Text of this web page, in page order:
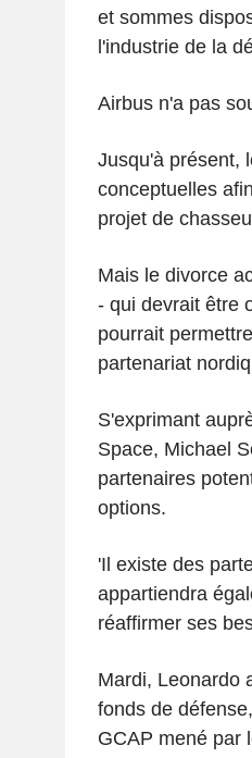
et sommes
l'industrie de la
Airbus n'a pas
Jusqu'à présent,
conceptuelles
projet de
Mais le divorce
- qui devrait être
pourrait
partenariat
S'exprimant
Space, Michael
partenaires
options.
'Il existe des
appartiendra
réaffirmer ses
Mardi, Leonardo
fonds de
GCAP mené par